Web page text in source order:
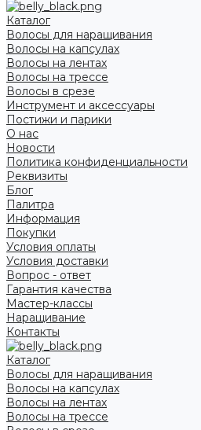
Каталог
Волосы для наращивания
Волосы на капсулах
Волосы на лентах
Волосы на трессе
Волосы в срезе
Инструмент и аксессуары
Постижи и парики
О нас
Новости
Политика конфиденциальности
Реквизиты
Блог
Палитра
Информация
Покупки
Условия оплаты
Условия доставки
Вопрос - ответ
Гарантия качества
Мастер-классы
Наращивание
Контакты
Каталог
Волосы для наращивания
Волосы на капсулах
Волосы на лентах
Волосы на трессе